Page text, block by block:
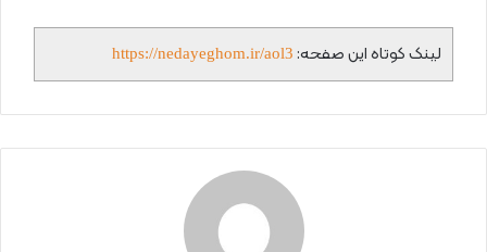
لینک کوتاه این صفحه: https://nedayeghom.ir/aol3